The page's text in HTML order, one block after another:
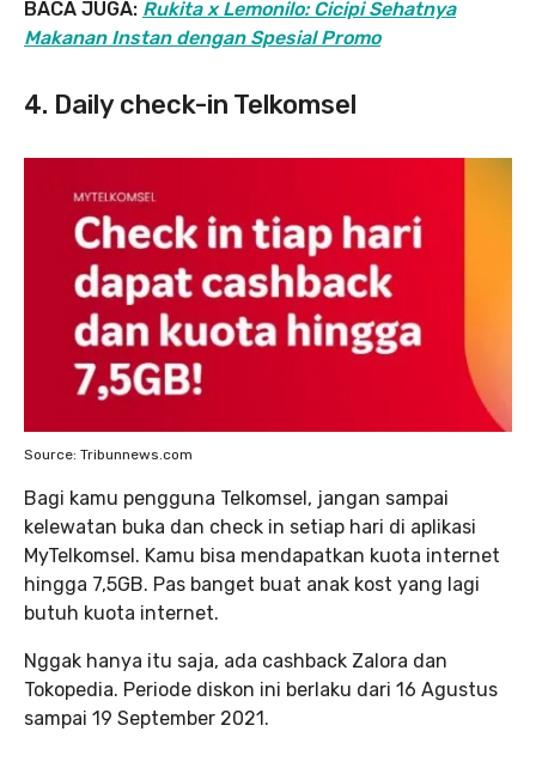
BACA JUGA: Rukita x Lemonilo: Cicipi Sehatnya
Makanan Instan dengan Spesial Promo
4. Daily check-in Telkomsel
Source: Tribunnews.com
Bagi kamu pengguna Telkomsel, jangan sampai
kelewatan buka dan check in setiap hari di aplikasi
MyTelkomsel. Kamu bisa mendapatkan kuota internet
hingga 7,5GB. Pas banget buat anak kost yang lagi
butuh kuota internet.
Nggak hanya itu saja, ada cashback Zalora dan
Tokopedia. Periode diskon ini berlaku dari 16 Agustus
sampai 19 September 2021.